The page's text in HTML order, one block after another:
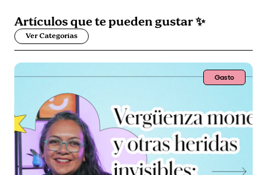
Artículos quete pueden gustar✨
Ver Categorías
Gasto